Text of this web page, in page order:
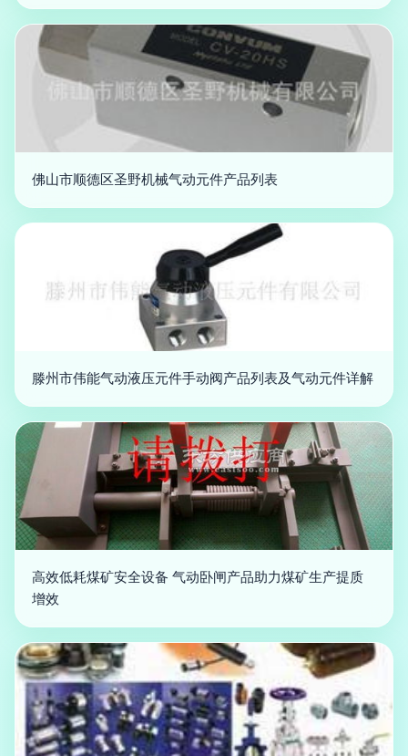
佛山市顺德区圣野机械气动元件产品列表
滕州市伟能气动液压元件手动阀产品列表及气动元件详解
高效低耗煤矿安全设备 气动卧闸产品助力煤矿生产提质
增效